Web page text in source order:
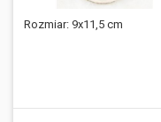
Rozmiar: 9x11,5 cm